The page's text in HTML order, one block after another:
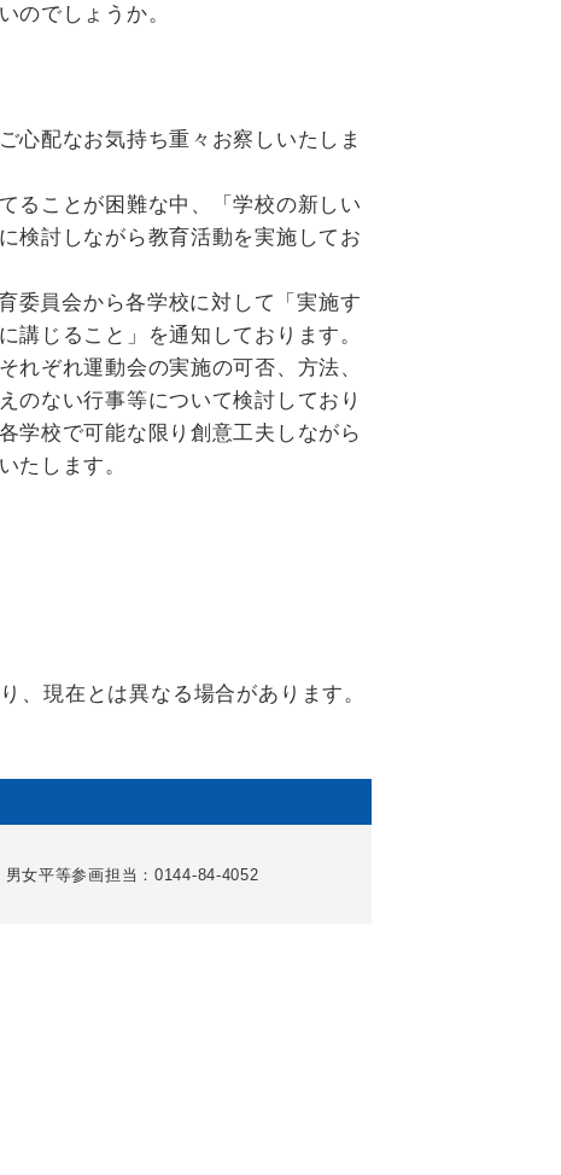
のでしょうか。
心配なお気持ち重々お察しいたしま
ることが困難な中、「学校の新しい
検討しながら教育活動を実施してお
委員会から各学校に対して「実施す
講じること」を通知しております。
れぞれ運動会の実施の可否、方法、
のない行事等について検討しており
学校で可能な限り創意工夫しながら
たします。
現在とは異なる場合があります。
女平等参画担当：0144-84-4052